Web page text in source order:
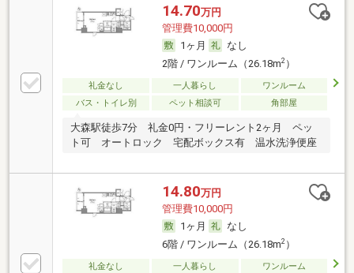
14.70万円
管理費10,000円
1ヶ月
なし
2階 / ワンルーム（26.18m2）
礼金なし 一人暮らし
ワンルーム
バス・トイレ別
ペット相談可 角部屋
大森駅徒歩7分 礼金0円・フリーレント2ヶ月 ペッ
ト可 オートロック 宅配ボックス有 温水洗浄便座
14.80万円
管理費10,000円
1ヶ月
なし
6階 / ワンルーム（26.18m2）
礼金なし 一人暮らし
ワンルーム